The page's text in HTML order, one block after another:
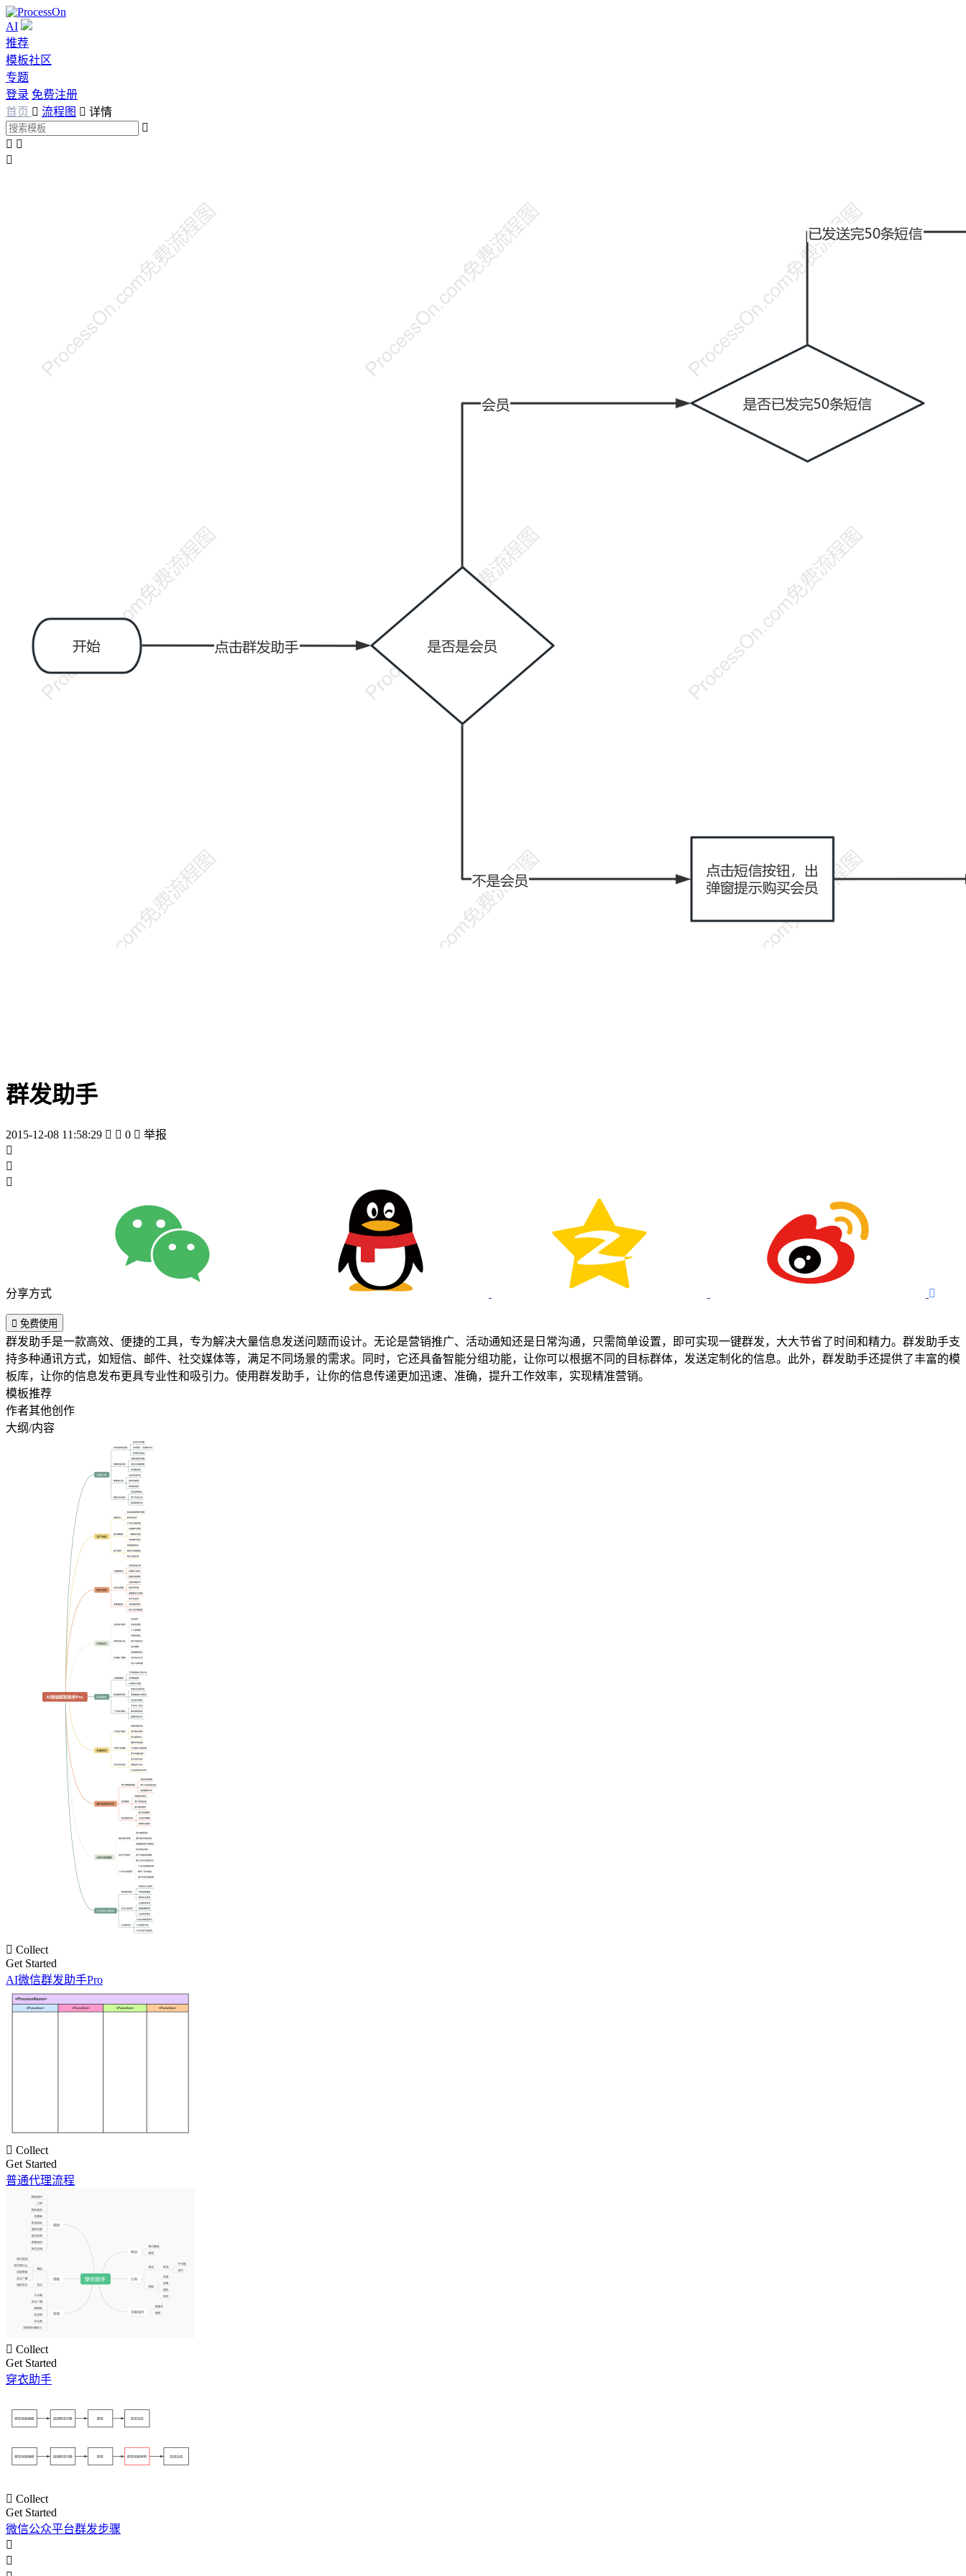
AI
推荐
模板社区
专题
登录 免费注册
首页  流程图  详情

 

群发助手
2015-12-08 11:58:29   0  举报



分享方式 
 免费使用
群发助手是一款高效、便捷的工具，专为解决大量信息发送问题而设计。无论是营销推广、活动通知还是日常沟通，只需简单设置，即可实现一键群发，大大节省了时间和精力。群发助手支
持多种通讯方式，如短信、邮件、社交媒体等，满足不同场景的需求。同时，它还具备智能分组功能，让你可以根据不同的目标群体，发送定制化的信息。此外，群发助手还提供了丰富的模
板库，让你的信息发布更具专业性和吸引力。使用群发助手，让你的信息传递更加迅速、准确，提升工作效率，实现精准营销。
模板推荐
作者其他创作
大纲/内容
 Collect
Get Started
AI微信群发助手Pro
 Collect
Get Started
普通代理流程
 Collect
Get Started
穿衣助手
 Collect
Get Started
微信公众平台群发步骤

